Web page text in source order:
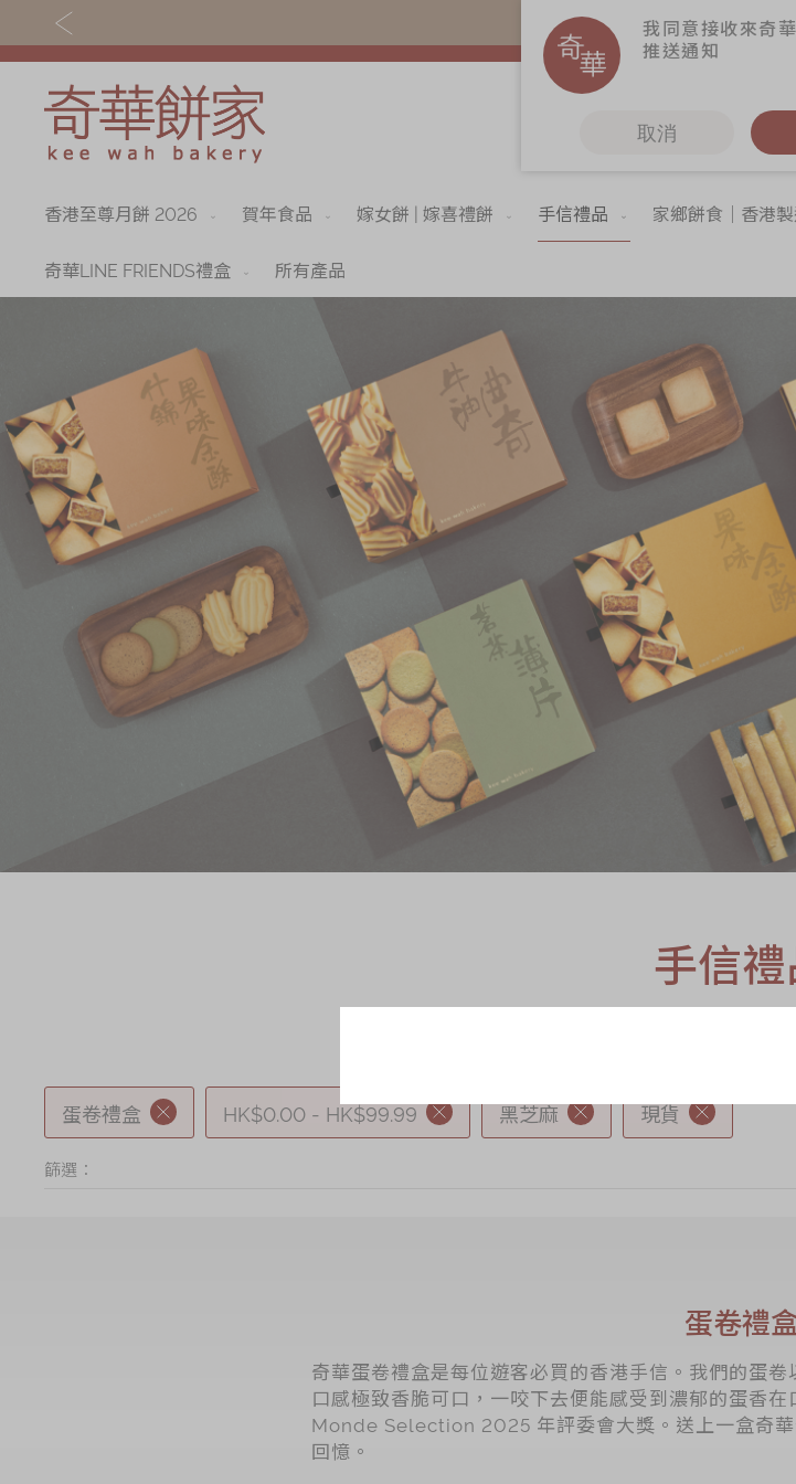
易賞錢會員憑推廣碼購買現貨產
關於奇華
奇華傳奇
分店網絡
商務銷售
嫁喜須知
奇華網誌
奇華餅食
香港至尊月餅 2026
嫁女餅 | 嫁喜禮餅
手信禮品
家鄉餅食｜香港製造
節日時令食品
茗茶系列
奇華迪士尼禮盒
奇華LINE FRIENDS
所有產品
更多
奇華茶室
聯絡奇華
加入奇華
EN 简体
香港至尊月餅 2026 賀年食品 嫁女餅 | 嫁喜禮餅 手信禮品 家鄉餅食｜香港
奇華LINE FRIENDS禮盒 所有產品
手信
蛋卷禮盒 HK$0.00 - HK$99.99 黑芝麻 現貨
篩選：
蛋卷禮
奇華蛋卷禮盒是每位遊客必買的香港手信。我們的蛋
口感極致香脆可口，一咬下去便能感受到濃郁的蛋香
Monde Selection 2025 年評委會大獎。送上一盒奇
回憶。
我同意接收來奇
推送通知
取消